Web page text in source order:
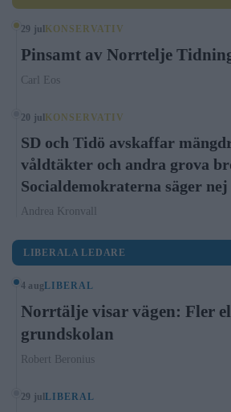
29 jul KONSERVATIV
Pinsamt av Norrtelje
Carl Eos
20 jul KONSERVATIV
SD och Tidö avskaffar
våldtäkter och andra grova
Socialdemokraterna säger nej
Andrea Kronvall
LIBERALA LEDARE
4 augLIBERAL
Norrtälje visar vägen: Fler
grundskolan
Robert Beronius
29 julLIBERAL